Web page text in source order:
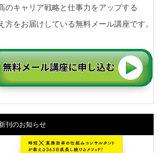
のキャリア戦略と仕事力をアップする
方をお届けしている無料メール講座です。
刊のお知らせ